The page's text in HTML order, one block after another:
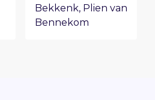
Bekkenk, Plien van
Bennekom